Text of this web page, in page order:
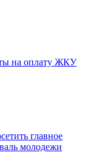
на оплату ЖКУ
главное
молодежи